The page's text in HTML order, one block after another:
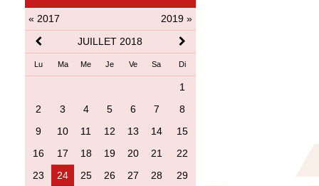
« 2017
2019 »
JUILLET 2018
Lu Ma Me Je Ve Sa Di
1
2
3 4 5 6 7
8
9
10 11 12 13 14
15
16
17 18 19 20 21
22
23
24 25 26 27 28
29